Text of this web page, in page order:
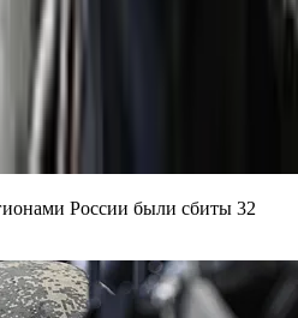
России были сбиты 32